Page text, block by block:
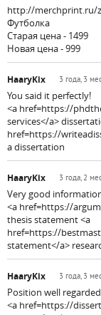
http://merchprint.ru/
Футболка
Старая цена - 1499
Новая цена - 999
HaaryKix 3 года, 3
You said it perfectly!
<a href=https://
services</a>
href=https://
a dissertation
HaaryKix 3 года, 2
Very good
<a href=https://
thesis statement <a
href=https://
statement</a>
HaaryKix 3 года, 3
Position well
<a href=https://